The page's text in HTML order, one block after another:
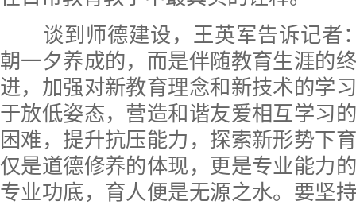
谈到师德建设，王英军告诉记者
朝一夕养成的，而是伴随教育生涯的
进，加强对新教育理念和新技术的学
于放低姿态，营造和谐友爱相互学习
困难，提升抗压能力，探索新形势下
仅是道德修养的体现，更是专业能力
专业功底，育人便是无源之水。要坚